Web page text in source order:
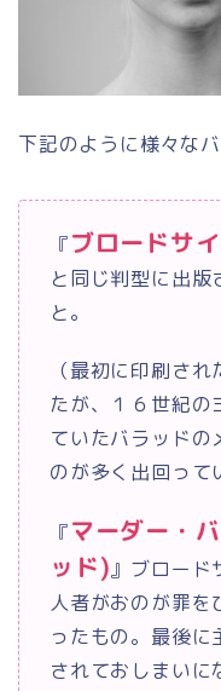
下記のように様々な
『ブロードサ
と同じ判型に出版
と。
（最初に印刷さ
たが、１６世紀の
ていたバラッドの
のが多く出回って
『マーダー・
ッド)』 ブロード
人者がおのが罪を
ったもの。最後
されておしまいに